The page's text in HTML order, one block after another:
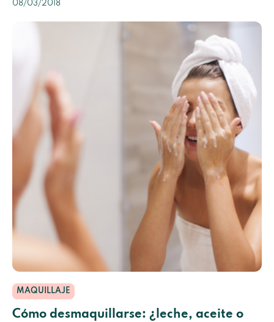
08/03/2018
MAQUILLAJE
Cómo desmaquillarse: ¿leche, aceite o